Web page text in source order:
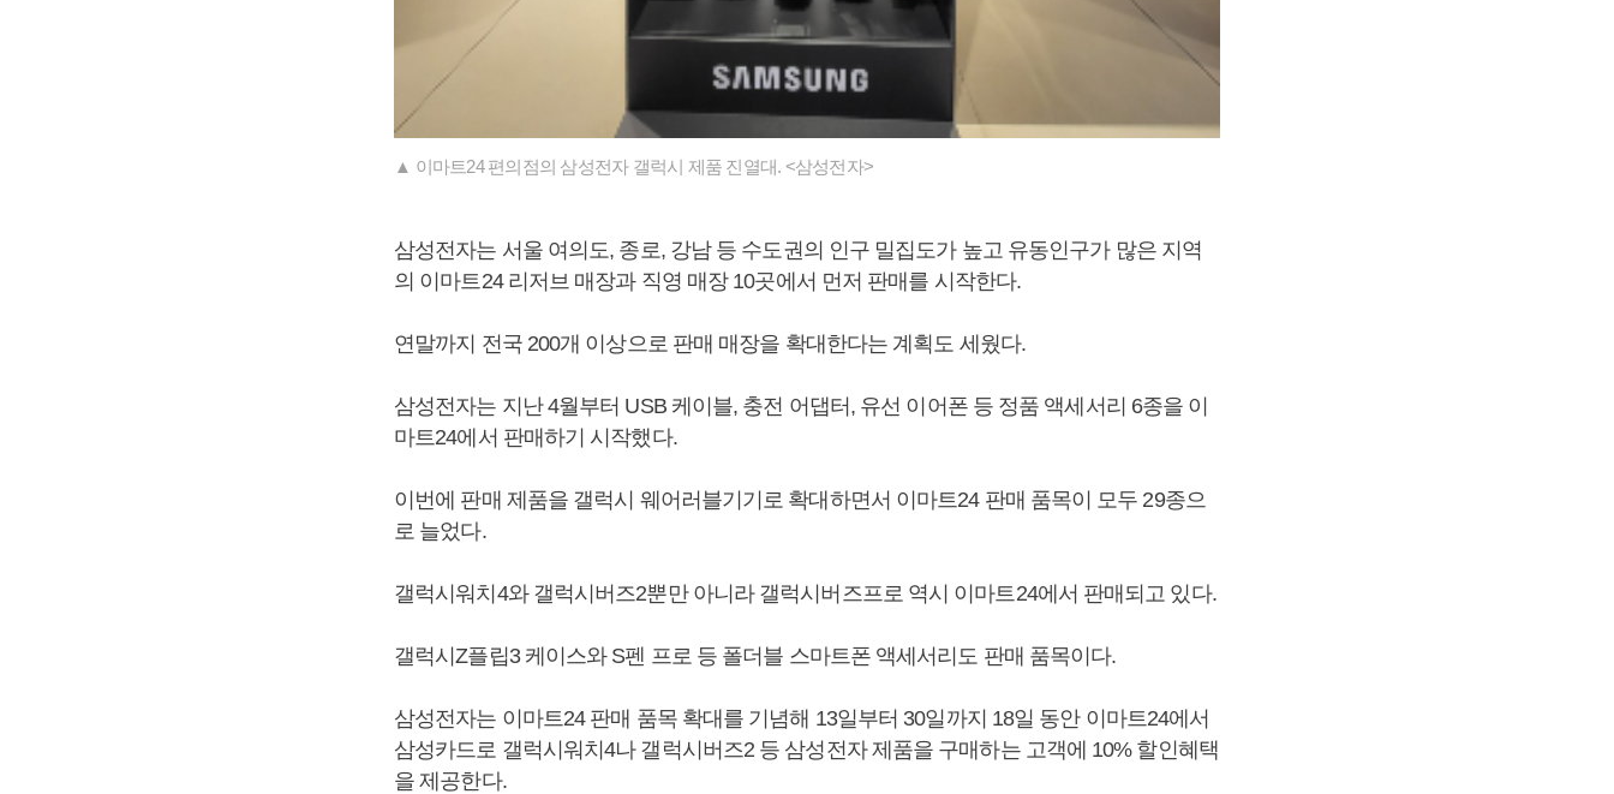
▲ 이마트24 편의점의 삼성전자 갤럭시 제품 진열대. <삼성전자>
삼성전자는 서울 여의도, 종로, 강남 등 수도권의 인구 밀집도가 높고 유동인구가 많은 지역
의 이마트24 리저브 매장과 직영 매장 10곳에서 먼저 판매를 시작한다.
연말까지 전국 200개 이상으로 판매 매장을 확대한다는 계획도 세웠다.
삼성전자는 지난 4월부터 USB 케이블, 충전 어댑터, 유선 이어폰 등 정품 액세서리 6종을 이
마트24에서 판매하기 시작했다.
이번에 판매 제품을 갤럭시 웨어러블기기로 확대하면서 이마트24 판매 품목이 모두 29종으
로 늘었다.
갤럭시워치4와 갤럭시버즈2뿐만 아니라 갤럭시버즈프로 역시 이마트24에서 판매되고 있다.
갤럭시Z플립3 케이스와 S펜 프로 등 폴더블 스마트폰 액세서리도 판매 품목이다.
삼성전자는 이마트24 판매 품목 확대를 기념해 13일부터 30일까지 18일 동안 이마트24에서
삼성카드로 갤럭시워치4나 갤럭시버즈2 등 삼성전자 제품을 구매하는 고객에 10% 할인혜택
을 제공한다.